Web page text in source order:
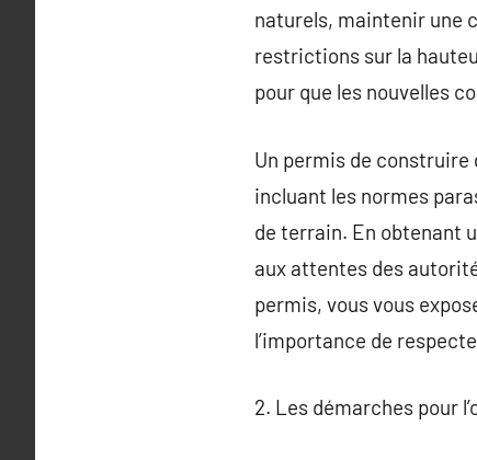
naturels, maintenir une
restrictions sur la
pour que les nouvelles
Un permis de
incluant les normes
de terrain. En obtenant
aux attentes des
permis, vous vous
l’importance de
2. Les démarches pour